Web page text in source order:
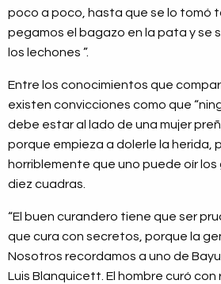
poco a poco, hasta que se lo tomó
pegamos el bagazo en la pata y se
los lechones ”.
Entre los conocimientos que
existen convicciones como que
debe estar al lado de una mujer
porque empieza a dolerle la herida,
horriblemente que uno puede oír los
diez cuadras.
“El buen curandero tiene que ser
que cura con secretos, porque la
Nosotros recordamos a uno de
Luis Blanquicett. El hombre curó con